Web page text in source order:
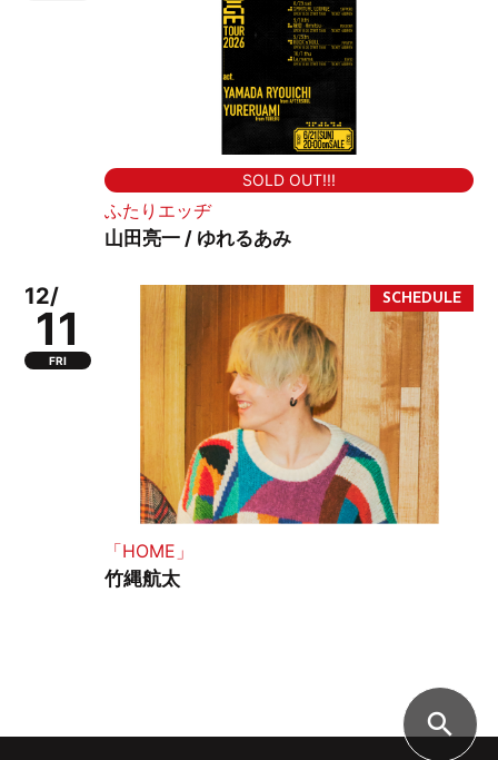
SOLD OUT!!!
ふたりエッヂ
山田亮一 / ゆれるあみ
12/
11
FRI
「HOME」
竹縄航太
search